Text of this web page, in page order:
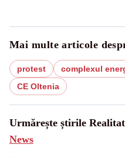
Mai multe articole
protest complexul
CE Oltenia
Urmărește știrile
News